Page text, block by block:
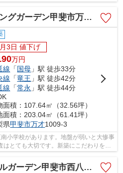
す。こちらの土...
ガーデン甲斐市万才 1号棟
3日 値下げ
万円
線 「国母 」駅 徒歩33分
線 「竜王 」駅 徒歩42分
線 「常永 」駅 徒歩44分
面積：107.64㎡（32.56坪）
面積：203.04㎡（61.41坪）
県甲斐市万才1009-3
小学校があります。地盤が弱いと大惨事
はとても大切です。新築にこだわりをも
デン甲斐市西八幡第9 2号棟